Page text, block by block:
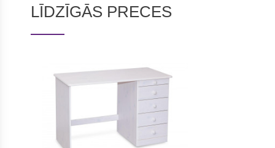
LĪDZĪGĀS PRECES